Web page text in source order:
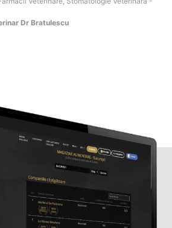
Dr Bratulescu